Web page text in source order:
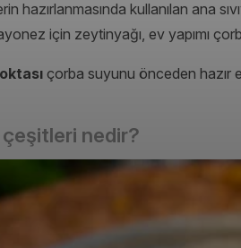
hazırlanmasında kullanılan ana
için zeytinyağı, ev yapımı
çorba suyunu önceden hazır
nedir?